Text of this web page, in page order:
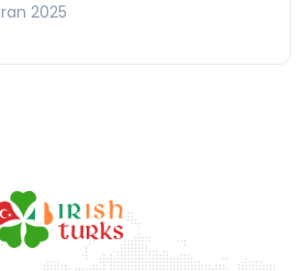
2025